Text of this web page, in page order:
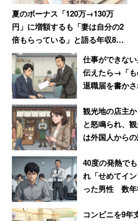
て…。地獄でしたね」
治療方法は投薬が一般的です
水英司先生（千葉大学医学部
影などで自分を客観的に捉え
を解消する「認知行動療法」
にメガネ店を訪れることがで
こうした対人恐怖の状態は、
あることでしょう。番組を見
くの経験者がツイッターでつ
夏のボーナス「120万→130万
円」に増額するも「妻は自分の2
倍もらっている」と語る年収850
万円の30代男性
仕事ができな
伝えたら→「も
退職届を書かさ
観光地の店主
と怒鳴られ、
は外国人から
40度の発熱で
れ「せめてイ
った男性 数年
コンビニを9年